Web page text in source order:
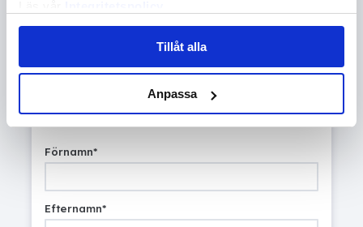
Läs mer om våraCookies
Tillåt alla
Anpassa
Förnamn*
Efternamn*